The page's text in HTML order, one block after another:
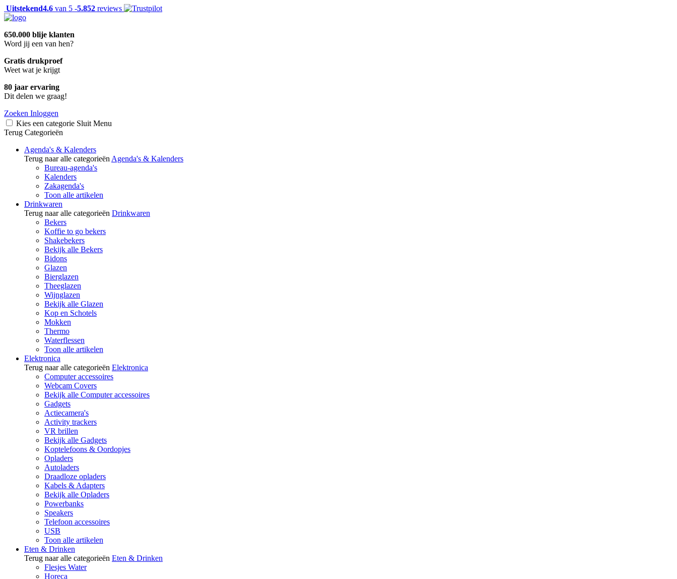
Uitstekend4.6 van 5 -5.852 reviews
650.000 blije klanten
Word jij een van hen?
Gratis drukproef
Weet wat je krijgt
80 jaar ervaring
Dit delen we graag!
Zoeken Inloggen
Kies een categorie Sluit Menu
Terug Categorieën
Agenda's & Kalenders
Terug naar alle categorieën Agenda's & Kalenders
Bureau-agenda's
Kalenders
Zakagenda's
Toon alle artikelen
Drinkwaren
Terug naar alle categorieën Drinkwaren
Bekers
Koffie to go bekers
Shakebekers
Bekijk alle Bekers
Bidons
Glazen
Bierglazen
Theeglazen
Wijnglazen
Bekijk alle Glazen
Kop en Schotels
Mokken
Thermo
Waterflessen
Toon alle artikelen
Elektronica
Terug naar alle categorieën Elektronica
Computer accessoires
Webcam Covers
Bekijk alle Computer accessoires
Gadgets
Actiecamera's
Activity trackers
VR brillen
Bekijk alle Gadgets
Koptelefoons & Oordopjes
Opladers
Autoladers
Draadloze opladers
Kabels & Adapters
Bekijk alle Opladers
Powerbanks
Speakers
Telefoon accessoires
USB
Toon alle artikelen
Eten & Drinken
Terug naar alle categorieën Eten & Drinken
Flesjes Water
Horeca